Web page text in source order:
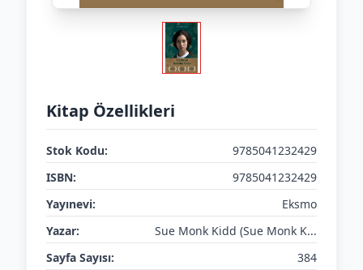
Kitap Özellikleri
Stok Kodu:
9785041232429
ISBN:
9785041232429
Yayınevi:
Eksmo
Yazar:
Sue Monk Kidd (Sue Monk K...
Sayfa Sayısı:
384